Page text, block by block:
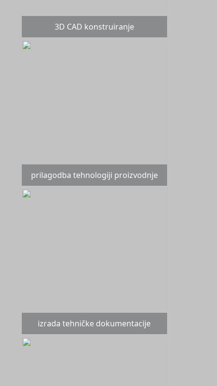
3D CAD konstruiranje
prilagodba tehnologiji proizvodnje
izrada tehničke dokumentacije